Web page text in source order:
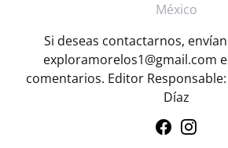
México
Si deseas contactarnos,
exploramorelos1@gmail.com
comentarios. Editor
Díaz